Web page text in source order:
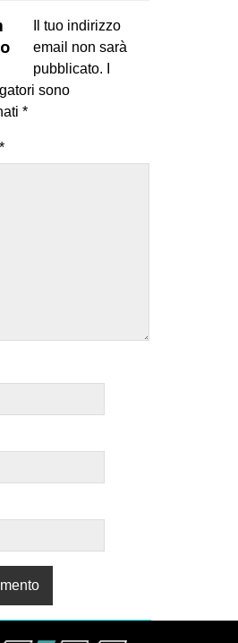
Il tuo indirizzo
email non sarà
pubblicato.
sono
*
*